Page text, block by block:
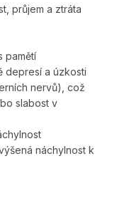
průjem a ztráta
pamětí
depresí a úzkosti
nervů), což
slabost v
náchylnost k